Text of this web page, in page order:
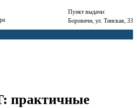
Пункт выдачи:
Боровичи, ул. Тинская, 33
практичные